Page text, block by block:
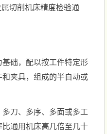
切削机床精度检验通
础，配以按工件特定形
夹具，组成的半自动或
刀、多序、多面或多工
通用机床高几倍至几十